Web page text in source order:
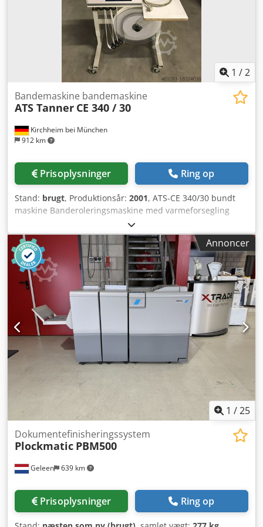
1 /2
Kirchheim bei München
912 km
Bandemaskine bandemaskine
ATS Tanner CE 340 / 30
Prisoplysninger Ring op
Stand: brugt, Produktionsår: 2001, ATS-CE 340/30 bundt
maskine Banderoleringsmaskine med varmeforsegling
Båndbredde: 30 mm Egnet til både papir- og
foliebanderoleringsmateriale Indstilling af køletid
Dodpjvthwfsfx Amhekr Ekstraudstyr: Jumbo-afruller 2 stk.
tilgængelige. Pris ekskl. moms, EXW. Alle oplysninger uden
garanti. Forbehold for mellemsalg. Handelsforretning.
Salget sker uden garanti eller reklamationsret.
Annoncer
1 /25
Geleen 639 km
Dokumentefinisheringssystem
Plockmatic PBM500
Prisoplysninger Ring op